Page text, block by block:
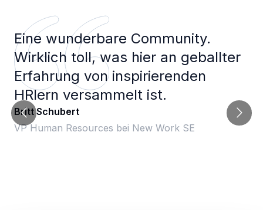
Eine wunderbare Community.
Wirklich toll, was hier an geballter
Erfahrung von inspirierenden
HRlern versammelt ist.
Britt Schubert
VP Human Resources bei New Work SE